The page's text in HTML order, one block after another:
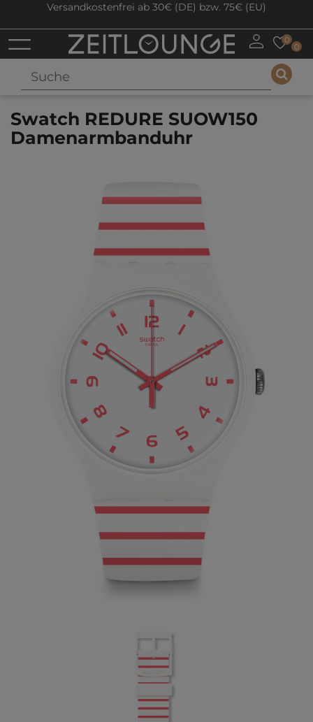
Versandkostenfrei ab 30€ (DE) bzw. 75€ (EU)
0
0
Swatch REDURE SUOW150
Damenarmbanduhr